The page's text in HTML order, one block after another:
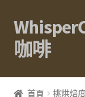
跳
至
導
跳
至
主
咖啡
關於我們
首頁 挑烘焙